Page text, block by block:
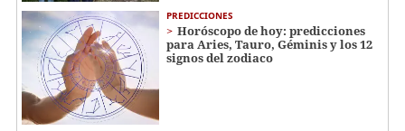
PREDICCIONES
Horóscopo de hoy: predicciones
para Aries, Tauro, Géminis y los 12
signos del zodiaco